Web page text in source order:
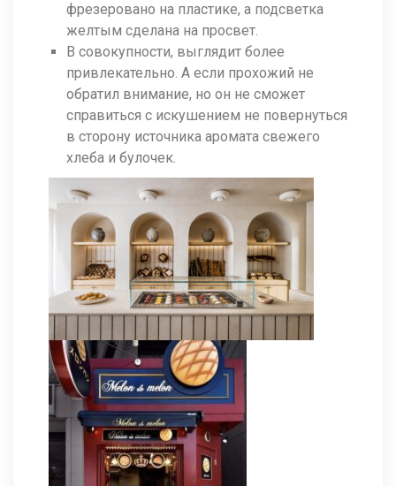
фрезеровано на пластике, а подсветка
желтым сделана на просвет.
В совокупности, выглядит более
привлекательно. А если прохожий не
обратил внимание, но он не сможет
справиться с искушением не повернуться
в сторону источника аромата свежего
хлеба и булочек.